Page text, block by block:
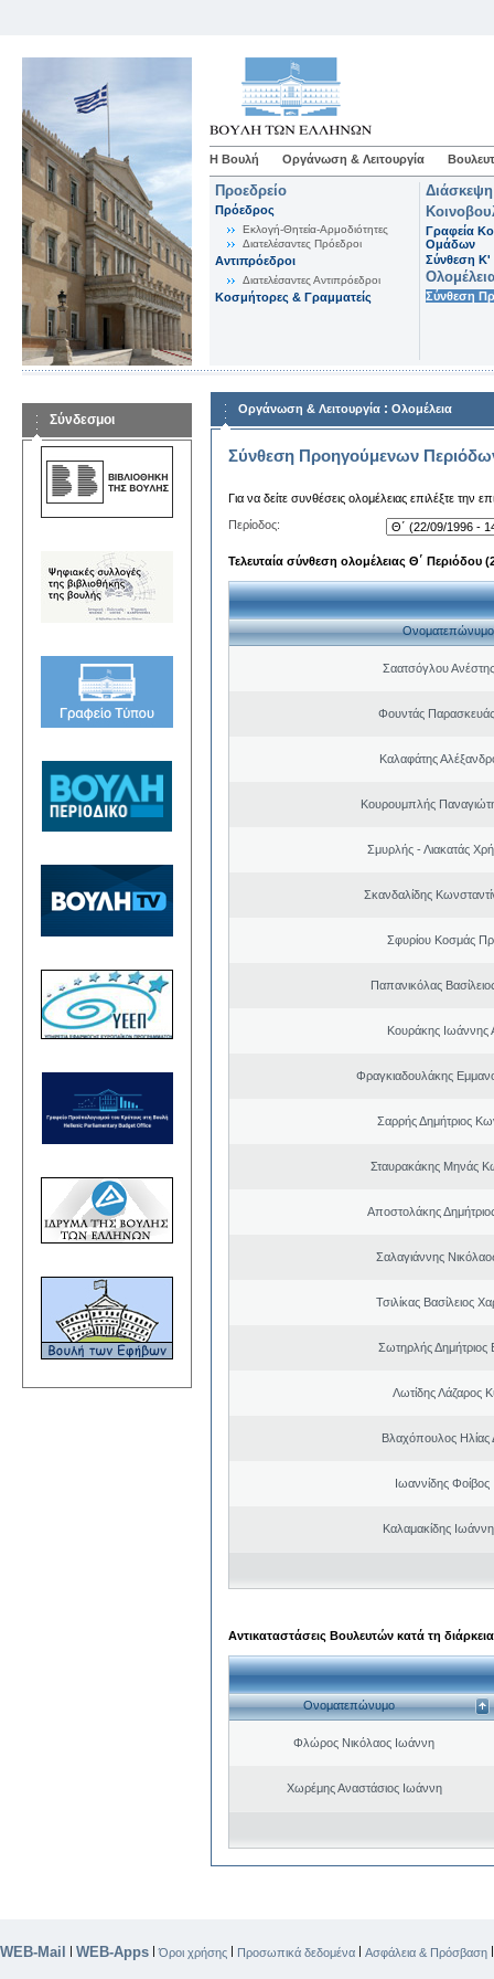
Η Βουλή Οργάνωση & Λειτουργία
Προεδρείο
Πρόεδρος
Εκλογή-Θητεία-Αρμοδιότητες
Διατελέσαντες Πρόεδροι
Αντιπρόεδροι
Διατελέσαντες Αντιπρόεδροι
Κοσμήτορες & Γραμματείς
Γραφεία
Ομάδων
Σύνθεση K'
Σύνθεση
Σύνδεσμοι
Οργάνωση & Λειτουργία : Ολομέλεια
Σύνθεση Προηγούμενων
Για να δείτε συνθέσεις ολομέλειας επιλέξτε την
Περίοδος:
Τελευταία σύνθεση ολομέλειας Θ΄ Περιόδου
Ονοματεπώνυμο
Σαατσόγλου
Φουντάς
Καλαφάτης
Κουρουμπλής
Σμυρλής - Λιακατάς
Σκανδαλίδης
Σφυρίου Κοσμάς
Παπανικόλας
Κουράκης Ιωάννης
Φραγκιαδουλάκης
Σαρρής Δημήτριος
Σταυρακάκης Μηνάς
Αποστολάκης
Σαλαγιάννης
Τσιλίκας Βασίλειος
Σωτηρλής Δημήτριος
Λωτίδης Λάζαρος
Βλαχόπουλος Ηλίας
Ιωαννίδης
Καλαμακίδης
Αντικαταστάσεις Βουλευτών κατά τη
Ονοματεπώνυμο
Φλώρος Νικόλαος Ιωάννη
Χωρέμης Αναστάσιος Ιωάννη
WEB-Mail | WEB-Apps |Όροι χρήσης | Προσωπικά δεδομένα | Ασφάλεια & Πρόσβαση